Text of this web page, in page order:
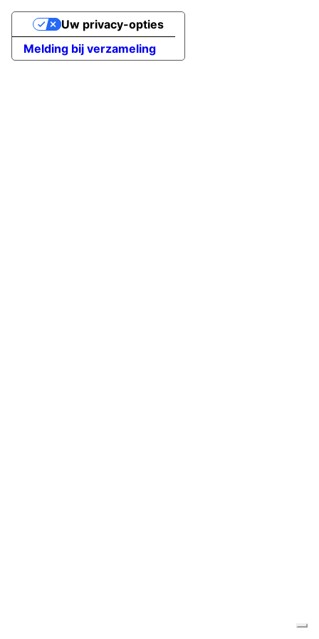
Melding bij verzameling
Uw privacy-opties